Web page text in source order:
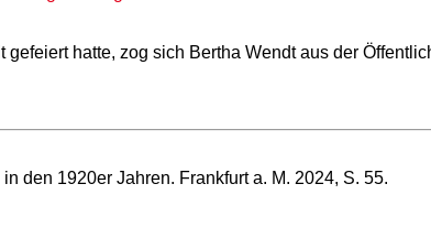
hatte, zog sich Bertha Wendt aus der
den 1920er Jahren. Frankfurt a. M. 2024, S. 55.